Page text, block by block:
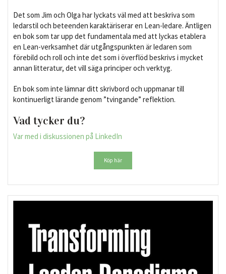
Det som Jim och Olga har lyckats väl med att beskriva som
ledarstil och beteenden karaktäriserar en Lean-ledare. Äntligen
en bok som tar upp det fundamentala med att lyckas etablera
en Lean-verksamhet där utgångspunkten är ledaren som
förebild och roll och inte det som i överflöd beskrivs i mycket
annan litteratur, det vill säga principer och verktyg.
En bok som inte lämnar ditt skrivbord och uppmanar till
kontinuerligt lärande genom ”tvingande” reflektion.
Vad tycker du?
Var med i diskussionen på LinkedIn
Köp här